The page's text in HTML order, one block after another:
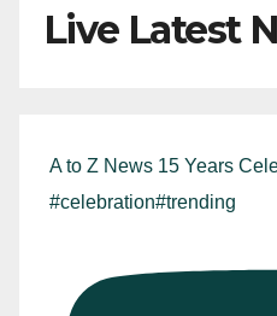
Live Latest
A to Z News 15 Years
#celebration#trending